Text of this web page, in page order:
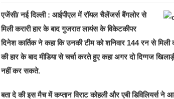
एजेंसी/ नई दिल्ली : आईपीएल में रॉयल चैलेंजर्स बैंगलोर से
मिली करारी हार के बाद गुजरात लायंस के विकेटकीपर
दिनेश कार्तिक ने कहा कि उनकी टीम को शनिवार 144 रन से मिली
की हार के बाद मीडिया से चर्चा करते हुए कहा अगर दो दिग्गज
नहीं कर सकते.
बता दे की इस मैच में कप्तान विराट कोहली और एबी डिविलियर्स